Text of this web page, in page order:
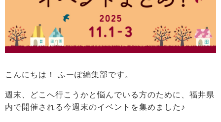
こんにちは！ ふーぽ編集部です。
週末、どこへ行こうかと悩んでいる方のために、福井県
内で開催される今週末のイベントを集めました♪